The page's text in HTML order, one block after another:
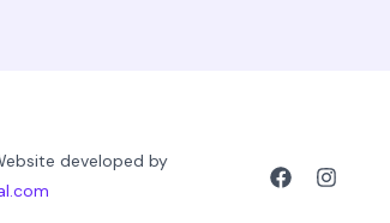
developed by